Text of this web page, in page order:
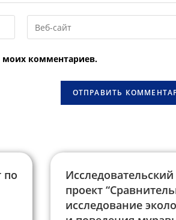
Введите
URL
(необязательно)
моих комментариев.
по
Исследовательский
проект
исследование